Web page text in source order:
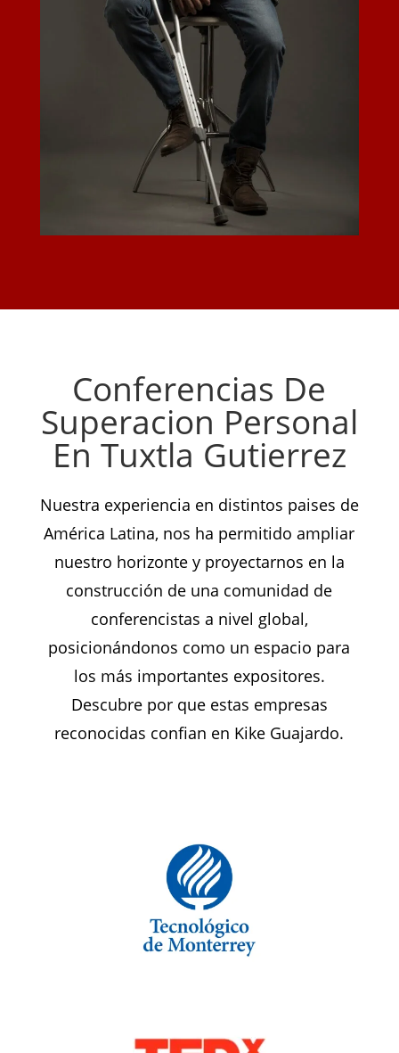
Conferencias De
Superacion Personal
En Tuxtla Gutierrez
Nuestra experiencia en distintos paises de
América Latina, nos ha permitido ampliar
nuestro horizonte y proyectarnos en la
construcción de una comunidad de
conferencistas a nivel global,
posicionándonos como un espacio para
los más importantes expositores.
Descubre por que estas empresas
reconocidas confian en Kike Guajardo.